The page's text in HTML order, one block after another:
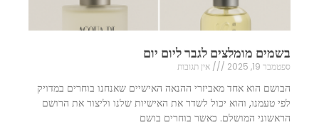
בשמים מומלצים לגבר ליום יום
ספטמבר 19, 2025 אין תגובות
הבושם הוא אחד מאביזרי ההנאה האישיים שאנחנו בוחרים במדויק
לפי טעמנו, והוא יכול לשדר את האישיות שלנו וליצור את הרושם
הראשוני המושלם. כאשר בוחרים בושם